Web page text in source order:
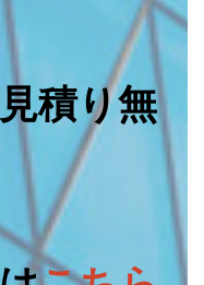
積り無